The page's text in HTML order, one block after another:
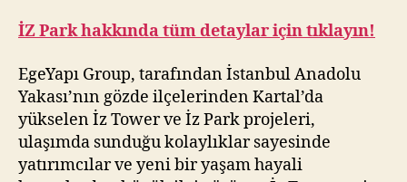
İZ Park hakkında tüm detaylar için tıklayın!
EgeYapı Group, tarafından İstanbul Anadolu
Yakası’nın gözde ilçelerinden Kartal’da
yükselen İz Tower ve İz Park projeleri,
ulaşımda sunduğu kolaylıklar sayesinde
yatırımcılar ve yeni bir yaşam hayali